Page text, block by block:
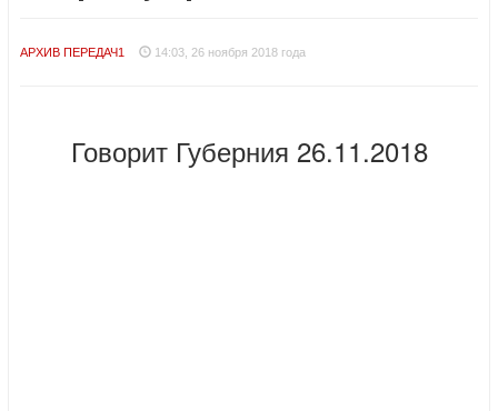
АРХИВ ПЕРЕДАЧ1 14:03, 26 ноября 2018 года
Говорит Губерния 26.11.2018